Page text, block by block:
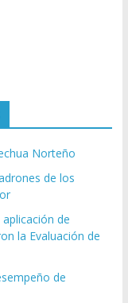
Norteño
de los
de
la Evaluación de
de